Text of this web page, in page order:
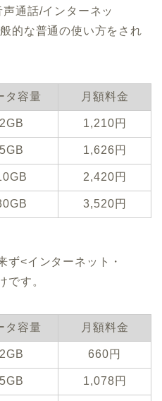
通話/インターネッ
的な普通の使い方をされ
タ容量 月額料金
2GB 1,210円
5GB 1,626円
2,420円
3,520円
ず<インターネット・
です。
タ容量 月額料金
2GB 660円
5GB 1,078円